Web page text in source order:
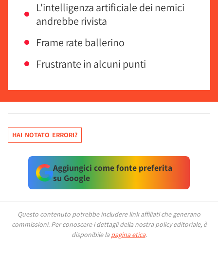
L'intelligenza artificiale dei nemici
andrebbe rivista
Frame rate ballerino
Frustrante in alcuni punti
HAI NOTATO ERRORI?
Aggiungici come fonte preferita
su Google
Questo contenuto potrebbe includere link affiliati che generano
commissioni. Per conoscere i dettagli della nostra policy editoriale, è
disponibile la pagina etica.